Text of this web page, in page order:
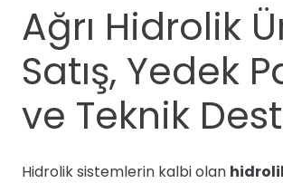
Ağrı Hidrolik
Satış, Yedek
ve Teknik
Hidrolik sistemlerin kalbi olan